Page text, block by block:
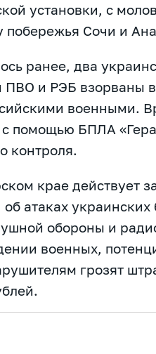
установки, с
побережья Сочи и
ранее, два
ПВО и РЭБ взорваны
военными.
помощью БПЛА
контроля.
крае действует
атаках украинских
обороны и
военных,
грозят